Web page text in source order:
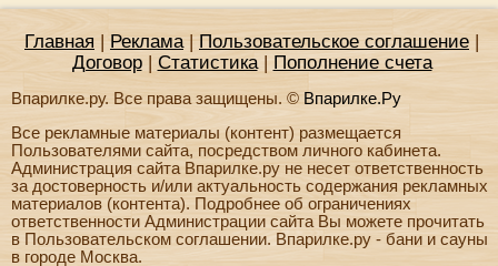
Главная |Реклама| Пользовательское соглашение |
Договор| Статистика| Пополнение счета
Впарилке.ру. Все права защищены. © Впарилке.Ру
Все рекламные материалы (контент) размещается
Пользователями сайта, посредством личного кабинета.
Администрация сайта Впарилке.ру не несет ответственность
за достоверность и/или актуальность содержания рекламных
материалов (контента). Подробнее об ограничениях
ответственности Администрации сайта Вы можете прочитать
в Пользовательском соглашении. Впарилке.ру - бани и сауны
в городе Москва.